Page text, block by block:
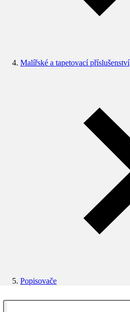
Malířské a tapetovací příslušenství
Popisovače